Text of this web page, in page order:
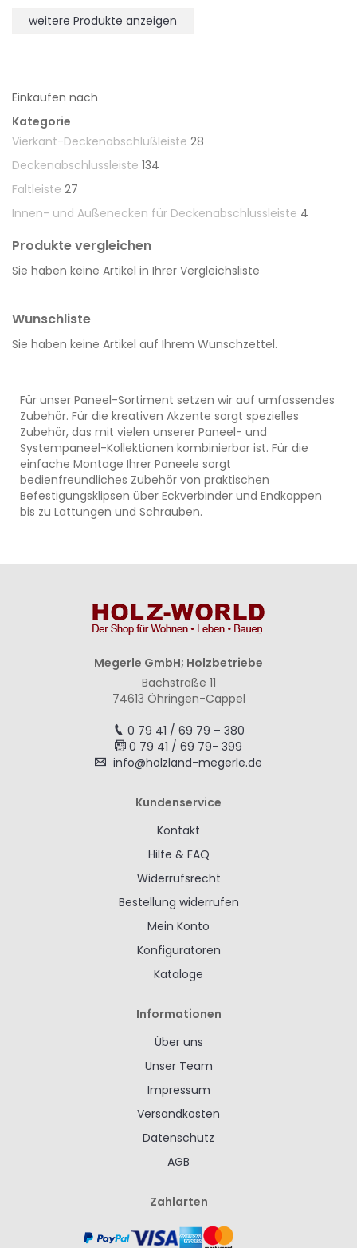
HINZUFÜGEN
HINZUFÜGEN
weitere Produkte anzeigen
Einkaufen nach
Kategorie
Vierkant-Deckenabschlußleiste 28
Deckenabschlussleiste 134
Faltleiste 27
Innen- und Außenecken für Deckenabschlussleiste 4
Produkte vergleichen
Sie haben keine Artikel in Ihrer Vergleichsliste
Wunschliste
Sie haben keine Artikel auf Ihrem Wunschzettel.
Für unser Paneel-Sortiment setzen wir auf umfassendes
Zubehör. Für die kreativen Akzente sorgt spezielles
Zubehör, das mit vielen unserer Paneel- und
Systempaneel-Kollektionen kombinierbar ist. Für die
einfache Montage Ihrer Paneele sorgt
bedienfreundliches Zubehör von praktischen
Befestigungsklipsen über Eckverbinder und Endkappen
bis zu Lattungen und Schrauben.
Megerle GmbH; Holzbetriebe
Bachstraße 11
74613 Öhringen-Cappel
0 79 41 / 69 79 – 380
0 79 41 / 69 79- 399
info@holzland-megerle.de
Kundenservice
Kontakt
Hilfe & FAQ
Widerrufsrecht
Bestellung widerrufen
Mein Konto
Konfiguratoren
Kataloge
Informationen
Über uns
Unser Team
Impressum
Versandkosten
Datenschutz
AGB
Zahlarten